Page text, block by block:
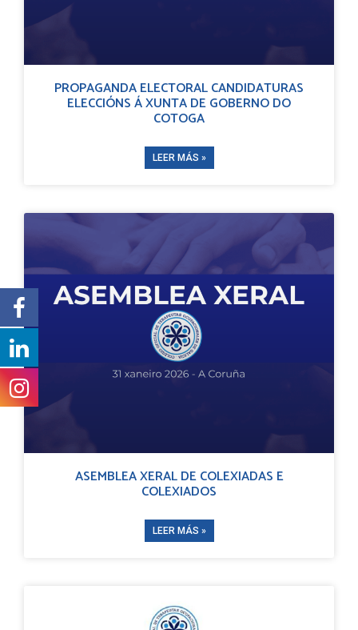
PROPAGANDA ELECTORAL CANDIDATURAS
ELECCIÓNS Á XUNTA DE GOBERNO DO
COTOGA
LEER MÁS »
ASEMBLEA XERAL DE COLEXIADAS E
COLEXIADOS
LEER MÁS »